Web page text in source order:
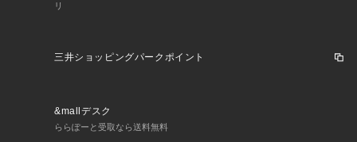
リ
三井ショッピングパークポイント
&mallデスク
ららぽーと受取なら送料無料